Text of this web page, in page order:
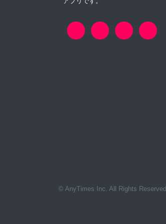
© AnyTimes Inc. All Rights Reserved